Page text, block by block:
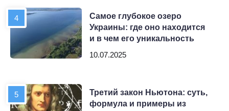
Самое глубокое озеро
Украины: где оно находится
и в чем его уникальность
10.07.2025
Третий закон Ньютона: суть,
формула и примеры из